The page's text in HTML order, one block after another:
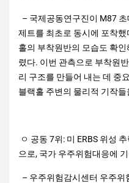
– 국제공동연구진이 M87
제트를 최초로 동시에 포착
홀의 부착원반의 모습도 확
렸다. 이번 관측으로 부착원
리 구조를 만들어 내는 데 중
블랙홀 주변의 물리적 기작들
ㅇ 공동 7위: 미 ERBS 위성
으로, 국가 우주위험대응에
– 우주위험감시센터 우주위